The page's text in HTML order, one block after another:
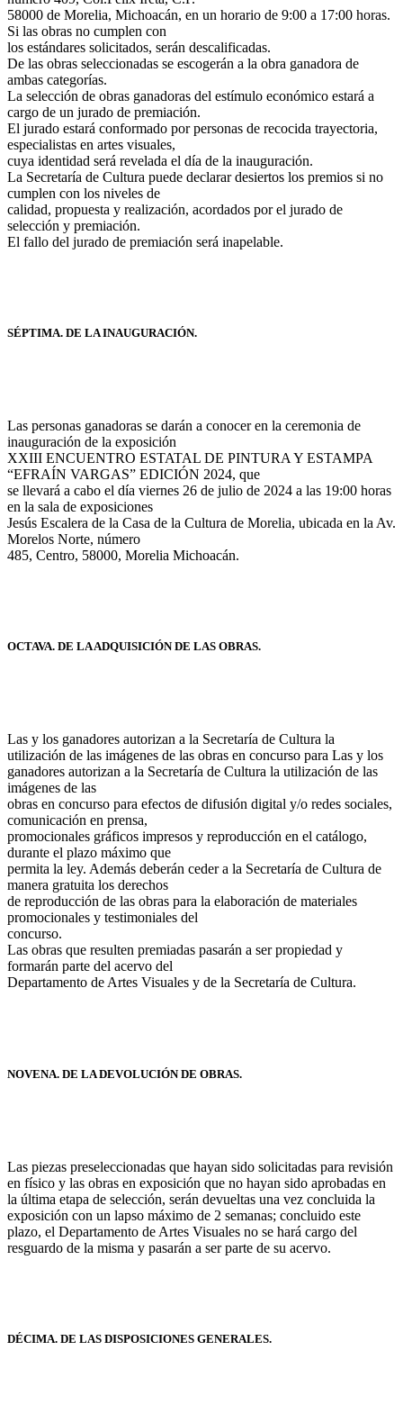
58000 de Morelia, Michoacán, en un horario de 9:00 a 17:00 horas.
Si las obras no cumplen con
los estándares solicitados, serán descalificadas.
De las obras seleccionadas se escogerán a la obra ganadora de
ambas categorías.
La selección de obras ganadoras del estímulo económico estará a
cargo de un jurado de premiación.
El jurado estará conformado por personas de recocida trayectoria,
especialistas en artes visuales,
cuya identidad será revelada el día de la inauguración.
La Secretaría de Cultura puede declarar desiertos los premios si no
cumplen con los niveles de
calidad, propuesta y realización, acordados por el jurado de
selección y premiación.
El fallo del jurado de premiación será inapelable.
SÉPTIMA. DE LA INAUGURACIÓN.
Las personas ganadoras se darán a conocer en la ceremonia de
inauguración de la exposición
XXIII ENCUENTRO ESTATAL DE PINTURA Y ESTAMPA
“EFRAÍN VARGAS” EDICIÓN 2024, que
se llevará a cabo el día viernes 26 de julio de 2024 a las 19:00 horas
en la sala de exposiciones
Jesús Escalera de la Casa de la Cultura de Morelia, ubicada en la Av.
Morelos Norte, número
485, Centro, 58000, Morelia Michoacán.
OCTAVA. DE LA ADQUISICIÓN DE LAS OBRAS.
Las y los ganadores autorizan a la Secretaría de Cultura la
utilización de las imágenes de las obras en concurso para Las y los
ganadores autorizan a la Secretaría de Cultura la utilización de las
imágenes de las
obras en concurso para efectos de difusión digital y/o redes sociales,
comunicación en prensa,
promocionales gráficos impresos y reproducción en el catálogo,
durante el plazo máximo que
permita la ley. Además deberán ceder a la Secretaría de Cultura de
manera gratuita los derechos
de reproducción de las obras para la elaboración de materiales
promocionales y testimoniales del
concurso.
Las obras que resulten premiadas pasarán a ser propiedad y
formarán parte del acervo del
Departamento de Artes Visuales y de la Secretaría de Cultura.
NOVENA. DE LA DEVOLUCIÓN DE OBRAS.
Las piezas preseleccionadas que hayan sido solicitadas para revisión
en físico y las obras en exposición que no hayan sido aprobadas en
la última etapa de selección, serán devueltas una vez concluida la
exposición con un lapso máximo de 2 semanas; concluido este
plazo, el Departamento de Artes Visuales no se hará cargo del
resguardo de la misma y pasarán a ser parte de su acervo.
DÉCIMA. DE LAS DISPOSICIONES GENERALES.